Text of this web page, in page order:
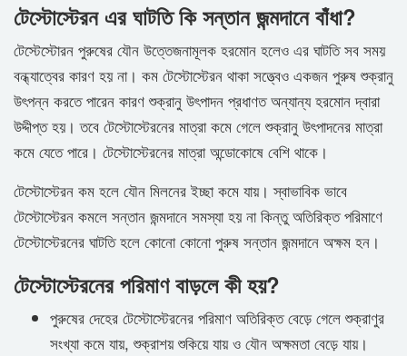
টেস্টোস্টেরন এর ঘাটতি কি সন্তান জন্মদানে বাঁধা?
টেস্টেস্টোরন পুরুষের যৌন উত্তেজনামূলক হরমোন হলেও এর ঘাটতি সব সময়
বন্ধ্যাত্বের কারণ হয় না। কম টেস্টোস্টেরন থাকা সত্ত্বেও একজন পুরুষ শুক্রানু
উৎপন্ন করতে পারেন কারণ শুক্রানু উৎপাদন প্রধাণত অন্যান্য হরমোন দ্বারা
উদ্দীপ্ত হয়। তবে টেস্টোস্টেরনের মাত্রা কমে গেলে শুক্রানু উৎপাদনের মাত্রা
কমে যেতে পারে। টেস্টোস্টেরনের মাত্রা অন্ডোকোষে বেশি থাকে।
টেস্টোস্টেরন কম হলে যৌন মিলনের ইচ্ছা কমে যায়। স্বাভাবিক ভাবে
টেস্টোস্টেরন কমলে সন্তান জন্মদানে সমস্যা হয় না কিন্তু অতিরিক্ত পরিমাণে
টেস্টোস্টেরনের ঘাটতি হলে কোনো কোনো পুরুষ সন্তান জন্মদানে অক্ষম হন।
টেস্টোস্টেরনের পরিমাণ বাড়লে কী হয়?
পুরুষের দেহের টেস্টোস্টেরনের পরিমাণ অতিরিক্ত বেড়ে গেলে শুক্রাণুর
সংখ্যা কমে যায়, শুক্রাশয় শুকিয়ে যায় ও যৌন অক্ষমতা বেড়ে যায়।